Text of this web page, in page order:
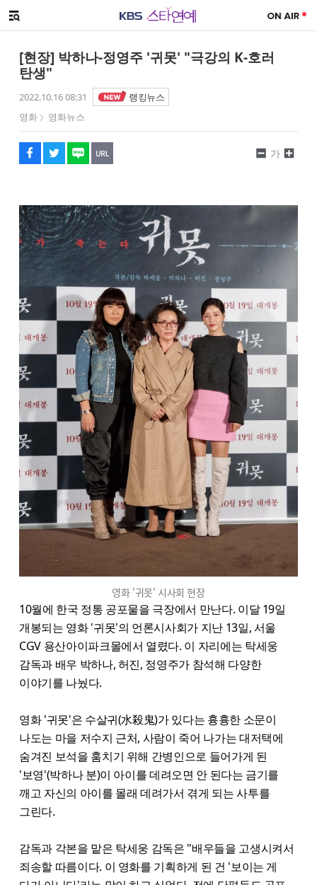
메뉴 열기
[현장] 박하나-정영주 '귀못' "극강의 K-호러
탄생"
2022.10.16 08:31
랭킹뉴스
영화
영화뉴스
페이스북
트위터
네이버
URL복사
글씨 작게보기
가
글씨 크게보기
영화 '귀못' 시사회 현장
10월에 한국 정통 공포물을 극장에서 만난다. 이달 19일
개봉되는 영화 '귀못'의 언론시사회가 지난 13일, 서울
CGV 용산아이파크몰에서 열렸다. 이 자리에는 탁세웅
감독과 배우 박하나, 허진, 정영주가 참석해 다양한
이야기를 나눴다.
영화 '귀못'은 수살귀(水殺鬼)가 있다는 흉흉한 소문이
나도는 마을 저수지 근처, 사람이 죽어 나가는 대저택에
숨겨진 보석을 훔치기 위해 간병인으로 들어가게 된
'보영'(박하나 분)이 아이를 데려오면 안 된다는 금기를
깨고 자신의 아이를 몰래 데려가서 겪게 되는 사투를
그린다.
감독과 각본을 맡은 탁세웅 감독은 "배우들을 고생시켜서
죄송할 따름이다. 이 영화를 기획하게 된 건 '보이는 게